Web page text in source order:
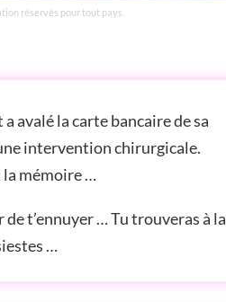
réservés pour tout pays.
avalé la carte bancaire de sa
intervention chirurgicale.
la mémoire …
t’ennuyer … Tu trouveras à la
…